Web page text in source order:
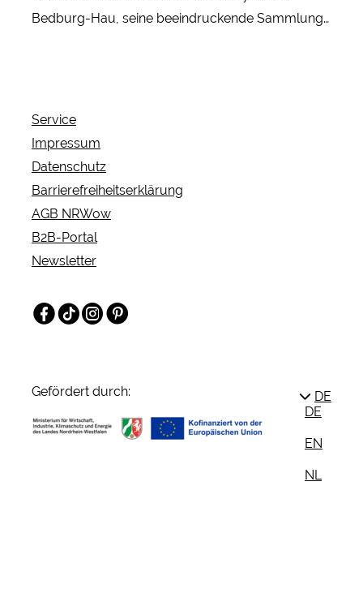
Bedburg-Hau, seine beeindruckende Sammlung
Service
Impressum
Datenschutz
Barrierefreiheitserklärung
AGB NRWow
B2B-Portal
Newsletter
Facebook
TikTokInstagramPinterest
Gefördert durch:
DE
DE
EN
NL